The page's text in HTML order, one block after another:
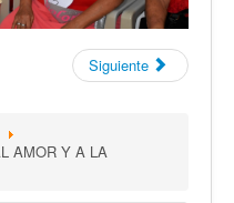
Siguiente
AMOR Y A LA